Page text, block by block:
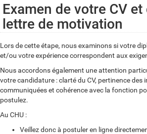
Examen de votre CV
lettre de motivation
Lors de cette étape, nous examinons si votre
et/ou votre expérience correspondent aux
Nous accordons également une attention
votre candidature : clarté du CV, pertinence des
communiquées et cohérence avec la fonction
postulez.
Au CHU :
Veillez donc à postuler en ligne